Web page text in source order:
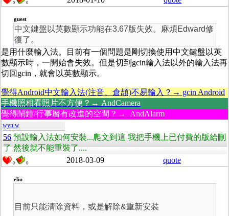
0 0
guest
中文鍵盤以英數顯示功能在3.67版失效。麻煩Edward修
復了。
是用什麼輸入法。目前有一個問題是剛切換使用中文鍵盤以英
數顯示時，一開始會失效。但是切到gcin輸入法以外的輸入法再
切回gcin，就會以英數顯示。
覺得Android中文輸入法(注音、倉頡)不易輸入？→ gcin Android
手機照相看照片不方便？→ AndCamera
覺得鬧鐘/行事曆有改進的空間？→ AndAlarm
wyn.w
56 預設輸入法如何安裝...爬文到這 我把手機上已付費的版給刪
了 然後就不能重裝了....
0 0 2018-03-09 quote
eliu
目前只能清除資料，或是解除&重新安裝